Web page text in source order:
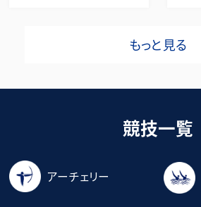
もっと見る
競技一覧
アーチェリー